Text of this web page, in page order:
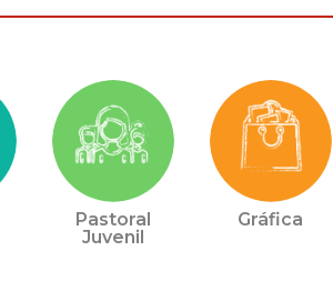
Pastoral
Juvenil
Gráfica